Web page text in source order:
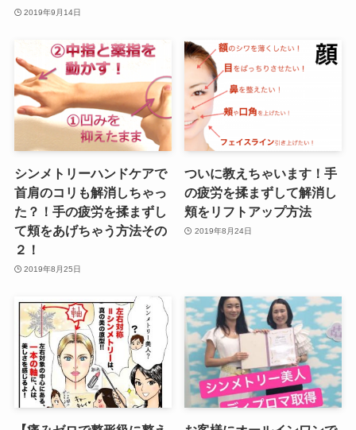
2019年9月14日
シンメトリーハンドケアで
首肩のコリも解消しちゃっ
た？！手の疲労を揉まずし
て頬をあげちゃう方法その
２！
2019年8月25日
ついに教えちゃいます！手
の疲労を揉まずして解消し
頬をリフトアップ方法
2019年8月24日